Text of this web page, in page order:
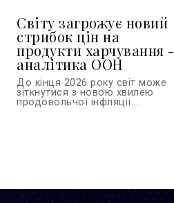
Світу загрожує новий
стрибок цін на
продукти харчування -
аналітика ООН
До кінця 2026 року світ може
зіткнутися з новою хвилею
продовольчої інфляції...